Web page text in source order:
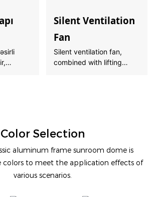
Silent Ventilation
Fan
Silent ventilation fan,
combined with lifting
Color Selection
aluminum frame sunroom dome is
colors to meet the application effects of
various scenarios.